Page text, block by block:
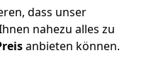
dass unser
nahezu alles zu
anbieten können.